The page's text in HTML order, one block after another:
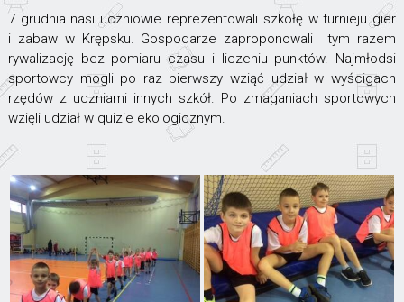
7 grudnia nasi uczniowie reprezentowali szkołę w turnieju gier
i zabaw w Krępsku. Gospodarze zaproponowali tym razem
rywalizację bez pomiaru czasu i liczeniu punktów. Najmłodsi
sportowcy mogli po raz pierwszy wziąć udział w wyścigach
rzędów z uczniami innych szkół. Po zmaganiach sportowych
wzięli udział w quizie ekologicznym.